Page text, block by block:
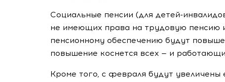
Социальные пенсии (для детей-
не имеющих права на трудовую пенсию
пенсионному обеспечению будут
повышение коснется всех — и
Кроме того, с февраля будут